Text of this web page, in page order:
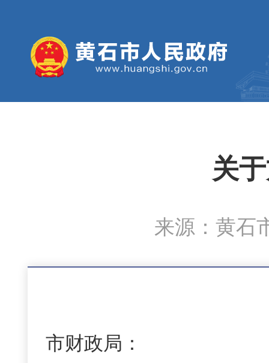
关
来源：黄
市财政局：